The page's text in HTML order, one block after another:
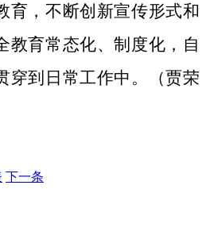
育，不断创新宣传形式和
教育常态化、制度化，自
穿到日常工作中。（贾荣
下一条